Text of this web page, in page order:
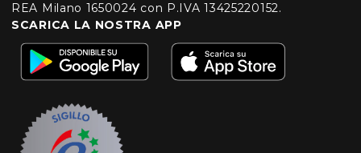
REA Milano 1650024 con P.IVA 13425220152.
SCARICA LA NOSTRA APP